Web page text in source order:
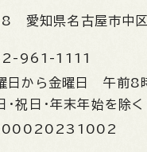
愛知県名古屋市中
961-1111
日から金曜日 午前8
・祝日・年末年始を除く